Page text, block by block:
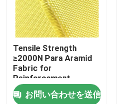
私達について
工場旅行
品質管理
Tensile Strength
≥2000N Para Aramid
Fabric for
Reinforcement
Materials Conventional
Pattern
お問い合わせを送信